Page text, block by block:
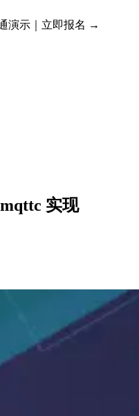
演示｜立即报名 →
实现